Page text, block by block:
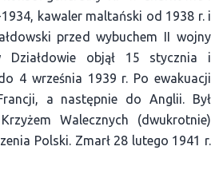
kawaler maltański od 1938 r. i
przed wybuchem II wojny
Działdowie objął 15 stycznia i
4 września 1939 r. Po ewakuacji
a następnie do Anglii. Był
Walecznych (dwukrotnie)
Polski. Zmarł 28 lutego 1941 r.